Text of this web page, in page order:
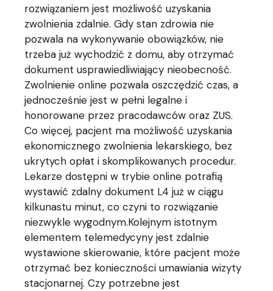
rozwiązaniem jest możliwość uzyskania
zwolnienia zdalnie. Gdy stan zdrowia nie
pozwala na wykonywanie obowiązków, nie
trzeba już wychodzić z domu, aby otrzymać
dokument usprawiedliwiający nieobecność.
Zwolnienie online pozwala oszczędzić czas, a
jednocześnie jest w pełni legalne i
honorowane przez pracodawców oraz ZUS.
Co więcej, pacjent ma możliwość uzyskania
ekonomicznego zwolnienia lekarskiego, bez
ukrytych opłat i skomplikowanych procedur.
Lekarze dostępni w trybie online potrafią
wystawić zdalny dokument L4 już w ciągu
kilkunastu minut, co czyni to rozwiązanie
niezwykle wygodnym.Kolejnym istotnym
elementem telemedycyny jest zdalnie
wystawione skierowanie, które pacjent może
otrzymać bez konieczności umawiania wizyty
stacjonarnej. Czy potrzebne jest